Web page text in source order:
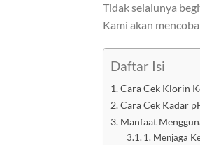
Tidak selalunya
Kami akan
Daftar Isi
Cara Cek Klorin
Cara Cek Kadar
Manfaat
1. Menjaga